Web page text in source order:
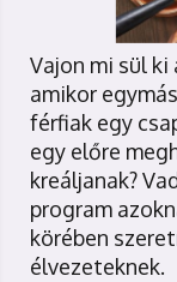
Vajon mi sül ki
amikor
férfiak egy
egy előre
kreáljanak?
program
körében
élvezeteknek.